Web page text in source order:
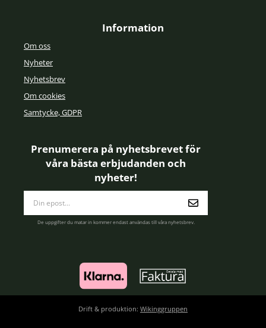
Information
Om oss
Nyheter
Nyhetsbrev
Om cookies
Samtycke, GDPR
Prenumerera på nyhetsbrevet för
våra bästa erbjudanden och
nyheter!
postadress
De uppgifter du matar in kommer endast användas till våra nyhetsbrev.
Drift & produktion: Wikinggruppen